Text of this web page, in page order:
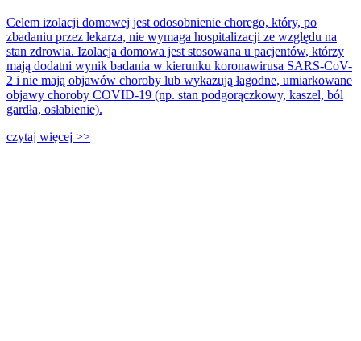
Celem izolacji domowej jest odosobnienie chorego, który, po
zbadaniu przez lekarza, nie wymaga hospitalizacji ze względu na
stan zdrowia. Izolacja domowa jest stosowana u pacjentów, którzy
mają dodatni wynik badania w kierunku koronawirusa SARS-CoV-
2 i nie mają objawów choroby lub wykazują łagodne, umiarkowane
objawy choroby COVID-19 (np. stan podgorączkowy, kaszel, ból
gardła, osłabienie).
czytaj więcej >>